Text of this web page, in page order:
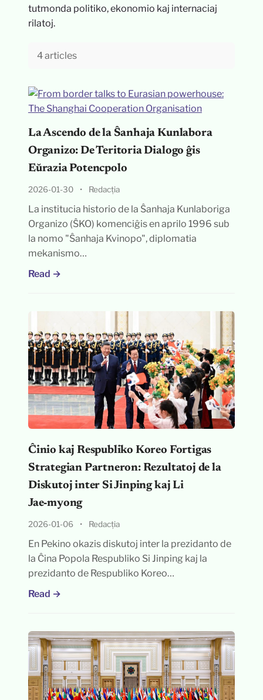
tutmonda politiko, ekonomio kaj internaciaj
rilatoj.
4 articles
La Ascendo de la Ŝanhaja Kunlabora
Organizo: De Teritoria Dialogo ĝis
Eŭrazia Potencpolo
2026-01-30 • Redacția
La institucia historio de la Ŝanhaja Kunlaboriga
Organizo (ŜKO) komenciĝis en aprilo 1996 sub
la nomo "Ŝanhaja Kvinopo", diplomatia
mekanismo…
Read →
Ĉinio kaj Respubliko Koreo Fortigas
Strategian Partneron: Rezultatoj de la
Diskutoj inter Si Jinping kaj Li
Jae‑myong
2026-01-06 • Redacția
En Pekino okazis diskutoj inter la prezidanto de
la Ĉina Popola Respubliko Si Jinping kaj la
prezidanto de Respubliko Koreo…
Read →